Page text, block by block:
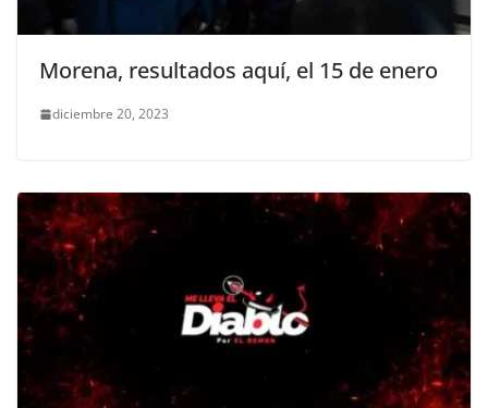
Morena, resultados aquí, el 15 de enero
diciembre 20, 2023